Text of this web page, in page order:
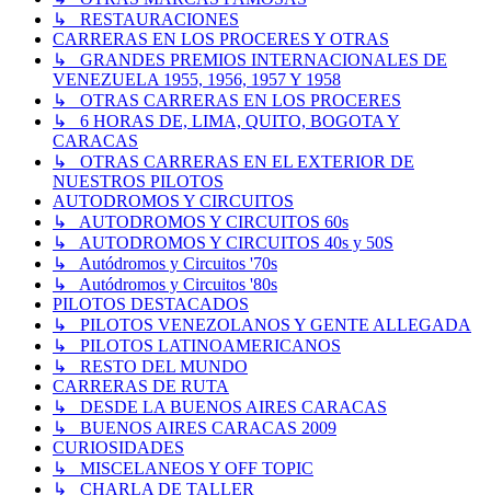
↳ RESTAURACIONES
CARRERAS EN LOS PROCERES Y OTRAS
↳ GRANDES PREMIOS INTERNACIONALES DE
VENEZUELA 1955, 1956, 1957 Y 1958
↳ OTRAS CARRERAS EN LOS PROCERES
↳ 6 HORAS DE, LIMA, QUITO, BOGOTA Y
CARACAS
↳ OTRAS CARRERAS EN EL EXTERIOR DE
NUESTROS PILOTOS
AUTODROMOS Y CIRCUITOS
↳ AUTODROMOS Y CIRCUITOS 60s
↳ AUTODROMOS Y CIRCUITOS 40s y 50S
↳ Autódromos y Circuitos '70s
↳ Autódromos y Circuitos '80s
PILOTOS DESTACADOS
↳ PILOTOS VENEZOLANOS Y GENTE ALLEGADA
↳ PILOTOS LATINOAMERICANOS
↳ RESTO DEL MUNDO
CARRERAS DE RUTA
↳ DESDE LA BUENOS AIRES CARACAS
↳ BUENOS AIRES CARACAS 2009
CURIOSIDADES
↳ MISCELANEOS Y OFF TOPIC
↳ CHARLA DE TALLER